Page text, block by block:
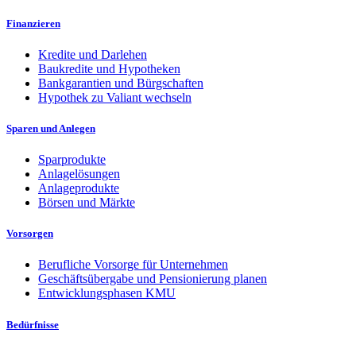
Finanzieren
Kredite und Darlehen
Baukredite und Hypotheken
Bankgarantien und Bürgschaften
Hypothek zu Valiant wechseln
Sparen und Anlegen
Sparprodukte
Anlagelösungen
Anlageprodukte
Börsen und Märkte
Vorsorgen
Berufliche Vorsorge für Unternehmen
Geschäftsübergabe und Pensionierung planen
Entwicklungsphasen KMU
Bedürfnisse